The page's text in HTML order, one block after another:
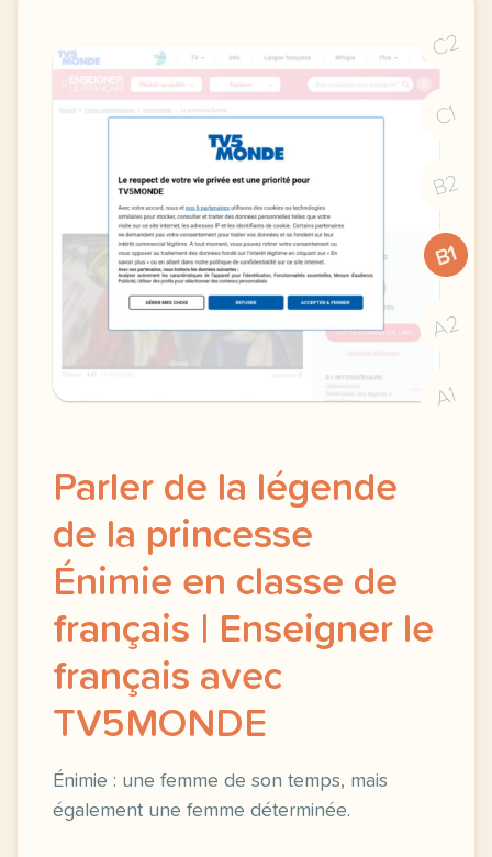
C2
C1
B2
B1
A2
A1
Parler de la légende
de la princesse
Énimie en classe de
français | Enseigner le
français avec
TV5MONDE
Énimie : une femme de son temps, mais
également une femme déterminée.